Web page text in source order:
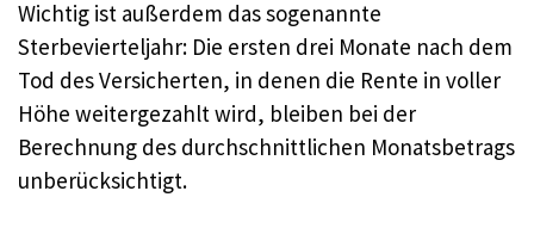
Wichtig ist außerdem das sogenannte
Sterbevierteljahr: Die ersten drei Monate nach dem
Tod des Versicherten, in denen die Rente in voller
Höhe weitergezahlt wird, bleiben bei der
Berechnung des durchschnittlichen Monatsbetrags
unberücksichtigt.